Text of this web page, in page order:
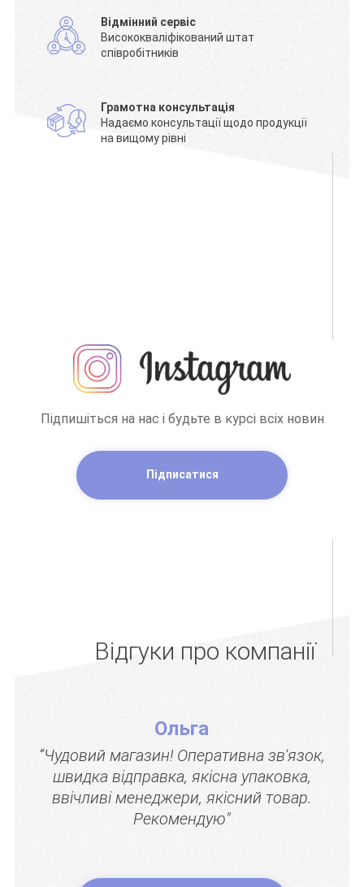
Відмінний сервіс
Висококваліфікований штат
співробітників
Грамотна консультація
Надаємо консультації щодо продукції
на вищому рівні
Підпишіться на нас і будьте в курсі всіх новин
Підписатися
Відгуки про компанії
Ольга
“Чудовий магазин! Оперативна зв'язок,
швидка відправка, якісна упаковка,
ввічливі менеджери, якісний товар.
Рекомендую"